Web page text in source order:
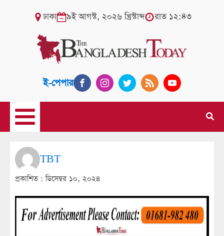
ঢাকা ৯ই আগস্ট, ২০২৬ খ্রিস্টাব্দ রাত ১২:৪৩
ই-পেপার
TBT
প্রকাশিত :ডিসেম্বর ১০, ২০২৪